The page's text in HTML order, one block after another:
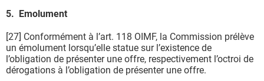
5. Emolument
[27] Conformément à l’art. 118 OIMF, la Commission prélève
un émolument lorsqu’elle statue sur l’existence de
l’obligation de présenter une offre, respectivement l’octroi de
dérogations à l’obligation de présenter une offre.